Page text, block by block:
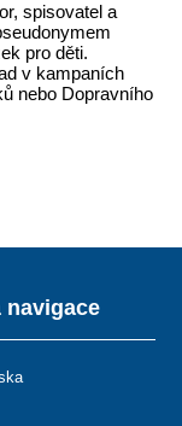
spisovatel a
pro děti.
v kampaních
nebo Dopravního
navigace